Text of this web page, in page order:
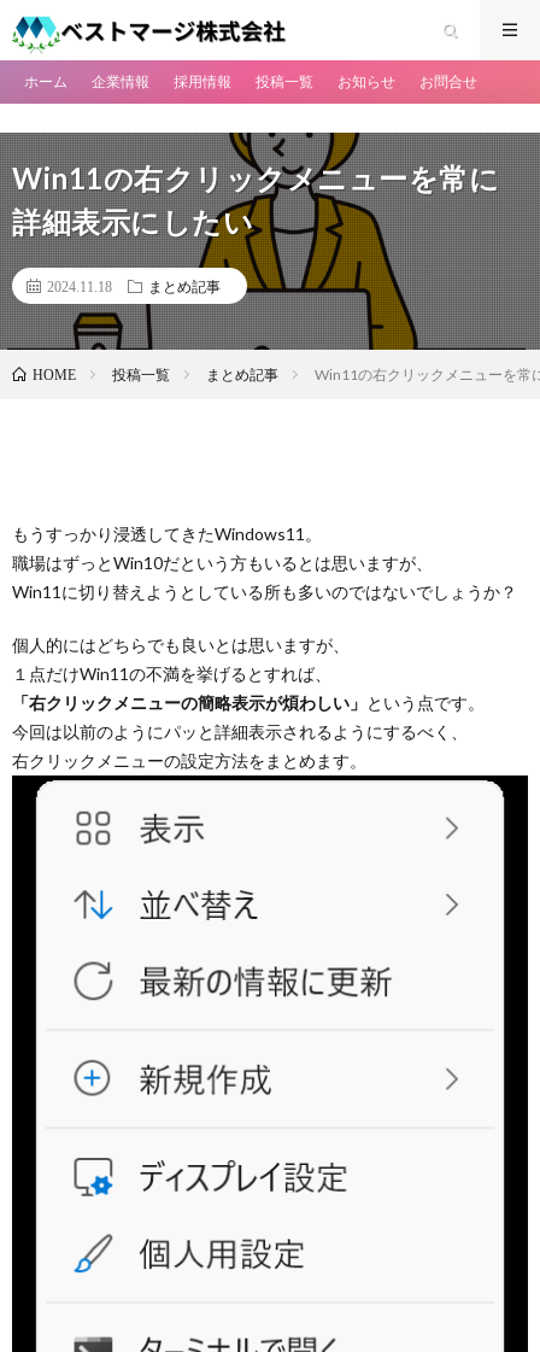
ホーム 企業情報 採用情報 投稿一覧 お知らせ お問合せ
Win11の右クリックメニューを常に
詳細表示にしたい
2024.11.18 まとめ記事
HOME 投稿一覧 まとめ記事 Win11の右クリックメニューを常
もうすっかり浸透してきたWindows11。
職場はずっとWin10だという方もいるとは思いますが、
Win11に切り替えようとしている所も多いのではないでしょうか？
個人的にはどちらでも良いとは思いますが、
１点だけWin11の不満を挙げるとすれば、
「右クリックメニューの簡略表示が煩わしい」 という点です。
今回は以前のようにパッと詳細表示されるようにするべく、
右クリックメニューの設定方法をまとめます。